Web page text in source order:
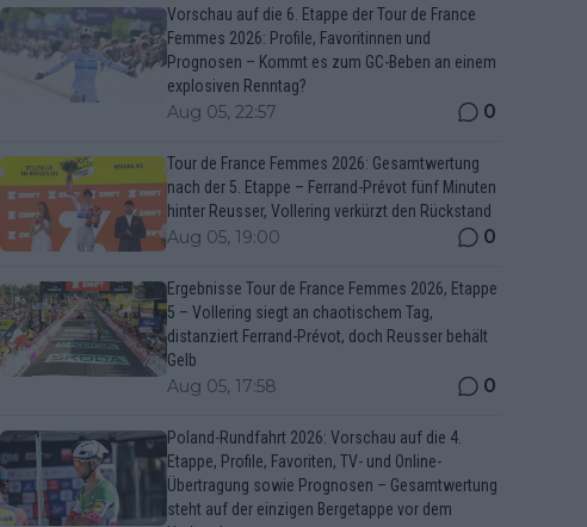
Vorschau auf die 6. Etappe der Tour de France
Femmes 2026: Profile, Favoritinnen und
Prognosen – Kommt es zum GC-Beben an einem
explosiven Renntag?
Aug 05, 22:57 0
Tour de France Femmes 2026: Gesamtwertung
nach der 5. Etappe – Ferrand-Prévot fünf Minuten
hinter Reusser, Vollering verkürzt den Rückstand
Aug 05, 19:00 0
Ergebnisse Tour de France Femmes 2026, Etappe
5 – Vollering siegt an chaotischem Tag,
distanziert Ferrand-Prévot, doch Reusser behält
Gelb
Aug 05, 17:58 0
Poland-Rundfahrt 2026: Vorschau auf die 4.
Etappe, Profile, Favoriten, TV- und Online-
Übertragung sowie Prognosen – Gesamtwertung
steht auf der einzigen Bergetappe vor dem